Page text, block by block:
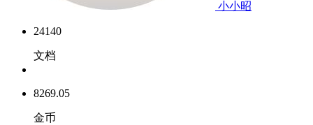
小小昭
24140
文档
8269.05
金币